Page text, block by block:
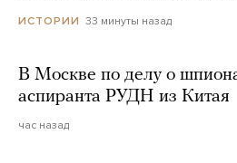
ИСТОРИИ 33 минуты назад
В Москве по делу о
аспиранта РУДН из Китая
час назад